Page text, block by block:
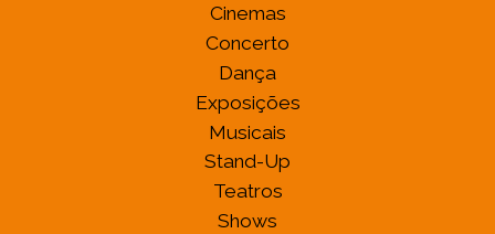
Cinemas
Concerto
Dança
Exposições
Musicais
Stand-Up
Teatros
Shows